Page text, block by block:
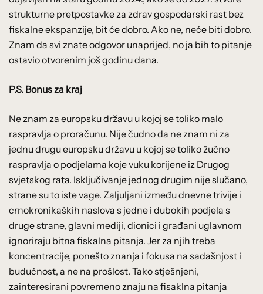
strukturne pretpostavke za zdrav gospodarski rast bez
fiskalne ekspanzije, bit će dobro. Ako ne, neće biti dobro.
Znam da svi znate odgovor unaprijed, no ja bih to pitanje
ostavio otvorenim još godinu dana.
P.S. Bonus za kraj
Ne znam za europsku državu u kojoj se toliko malo
raspravlja o proračunu. Nije čudno da ne znam ni za
jednu drugu europsku državu u kojoj se toliko žučno
raspravlja o podjelama koje vuku korijene iz Drugog
svjetskog rata. Isključivanje jednog drugim nije slučano,
strane su to iste vage. Zaljuljani između dnevne trivije i
crnokronikaških naslova s jedne i dubokih podjela s
druge strane, glavni mediji, dionici i građani uglavnom
ignoriraju bitna fiskalna pitanja. Jer za njih treba
koncentracije, ponešto znanja i fokusa na sadašnjost i
budućnost, a ne na prošlost. Tako stješnjeni,
zainteresirani povremeno znaju na fisaklna pitanja